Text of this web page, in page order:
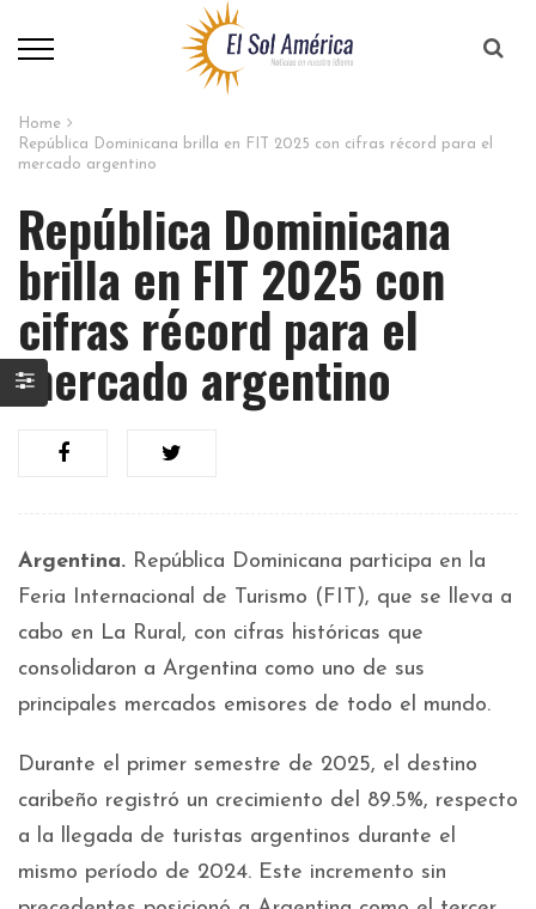
Home
República Dominicana brilla en FIT 2025 con cifras récord para el
mercado argentino
República Dominicana
brilla en FIT 2025 con
cifras récord para el
mercado argentino
Argentina. República Dominicana participa en la
Feria Internacional de Turismo (FIT), que se lleva a
cabo en La Rural, con cifras históricas que
consolidaron a Argentina como uno de sus
principales mercados emisores de todo el mundo.
Durante el primer semestre de 2025, el destino
caribeño registró un crecimiento del 89.5%, respecto
a la llegada de turistas argentinos durante el
mismo período de 2024. Este incremento sin